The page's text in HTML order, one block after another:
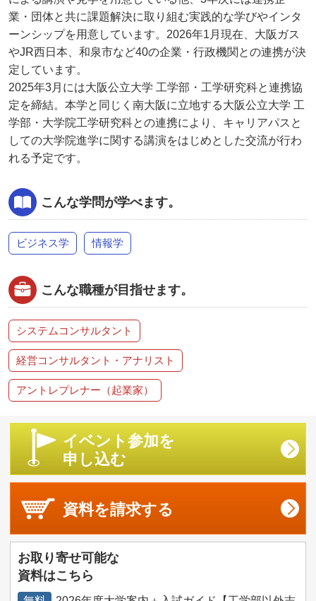
業・団体と共に課題解決に取り組む実践的な学びやインタ
ーンシップを用意しています。2026年1月現在、大阪ガス
やJR西日本、和泉市など40の企業・行政機関との連携が決
定しています。
2025年3月には大阪公立大学 工学部・工学研究科と連携協
定を締結。本学と同じく南大阪に立地する大阪公立大学 工
学部・大学院工学研究科との連携により、キャリアパスと
しての大学院進学に関する講演をはじめとした交流が行わ
れる予定です。
こんな学問が学べます。
ビジネス学 情報学
こんな職種が目指せます。
システムコンサルタント
経営コンサルタント・アナリスト
アントレプレナー（起業家）
イベント参加を
申し込む
資料を請求する
お取り寄せ可能な
資料はこちら